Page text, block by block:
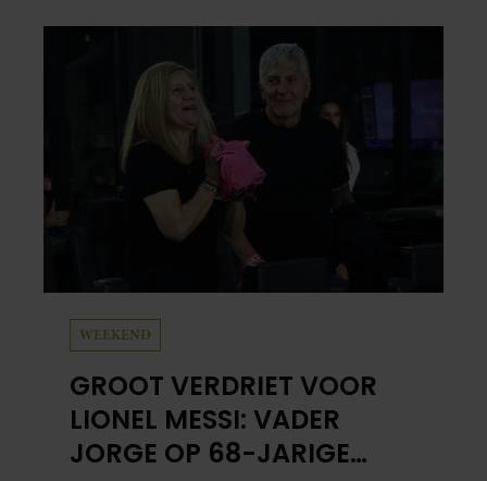
WEEKEND
GROOT VERDRIET VOOR
LIONEL MESSI: VADER
JORGE OP 68-JARIGE